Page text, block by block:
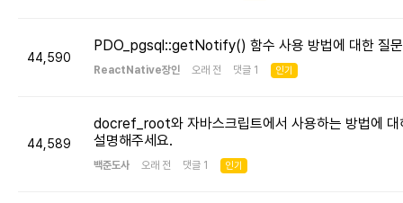
44,590
PDO_pgsql::getNotify() 함수 사용 방법에 대한 질문
ReactNative장인 오래 전 댓글 1 인기
44,589
docref_root와 자바스크립트에서 사용하는 방법에 대
설명해주세요.
백준도사 오래 전 댓글 1 인기